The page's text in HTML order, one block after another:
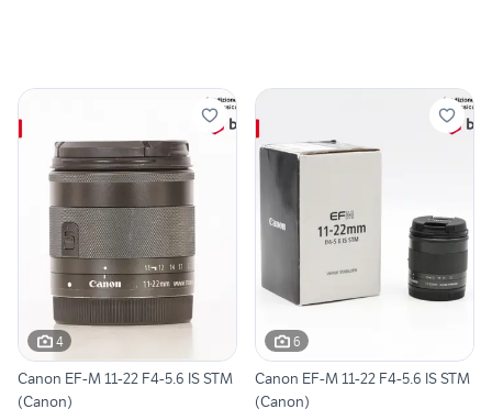
4
Canon EF-M 11-22 F4-5.6 IS STM
(Canon)
6
Canon EF-M 11-22 F4-5.6 IS STM
(Canon)